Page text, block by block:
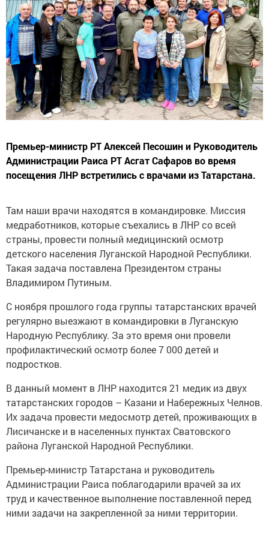
Премьер-министр РТ Алексей Песошин и Руководитель
Администрации Раиса РТ Асгат Сафаров во время
посещения ЛНР встретились с врачами из Татарстана.
Там наши врачи находятся в командировке. Миссия
медработников, которые съехались в ЛНР со всей
страны, провести полный медицинский осмотр
детского населения Луганской Народной Республики.
Такая задача поставлена Президентом страны
Владимиром Путиным.
С ноября прошлого года группы татарстанских врачей
регулярно выезжают в командировки в Луганскую
Народную Республику. За это время они провели
профилактический осмотр более 7 000 детей и
подростков.
В данный момент в ЛНР находится 21 медик из двух
татарстанских городов – Казани и Набережных Челнов.
Их задача провести медосмотр детей, проживающих в
Лисичанске и в населенных пунктах Сватовского
района Луганской Народной Республики.
Премьер-министр Татарстана и руководитель
Администрации Раиса поблагодарили врачей за их
труд и качественное выполнение поставленной перед
ними задачи на закрепленной за ними территории.